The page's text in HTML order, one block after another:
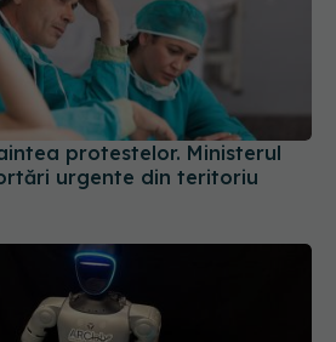
protestelor. Ministerul
urgente din teritoriu